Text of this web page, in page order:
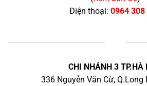
Điện thoại: 0964 308
CHI NHÁNH 3 TP.HÀ
336 Nguyễn Văn Cừ, Q.Long